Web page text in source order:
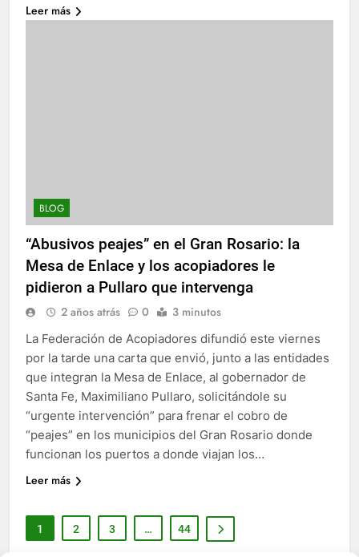
Leer más
BLOG
“Abusivos peajes” en el Gran Rosario: la
Mesa de Enlace y los acopiadores le
pidieron a Pullaro que intervenga
2 años atrás 0 3 minutos
La Federación de Acopiadores difundió este viernes
por la tarde una carta que envió, junto a las entidades
que integran la Mesa de Enlace, al gobernador de
Santa Fe, Maximiliano Pullaro, solicitándole su
“urgente intervención” para frenar el cobro de
“peajes” en los municipios del Gran Rosario donde
funcionan los puertos a donde viajan los…
Leer más
1 2 3 … 44